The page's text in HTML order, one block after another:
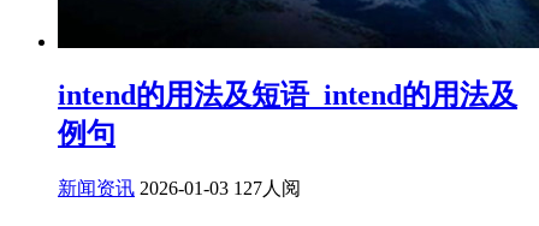
intend的用法及短语_intend的用法及
例句
新闻资讯 2026-01-03 127人阅